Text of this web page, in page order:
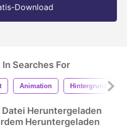
Download
Searches For
Animation Hintergrund
Heruntergeladen
Heruntergeladen